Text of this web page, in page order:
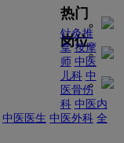
热门
岗位
针灸推
拿 按摩
师 中医
儿科 中
医骨伤
科 中医内
中医医生 中医外科 全